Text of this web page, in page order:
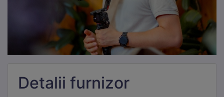
Detalii furnizor